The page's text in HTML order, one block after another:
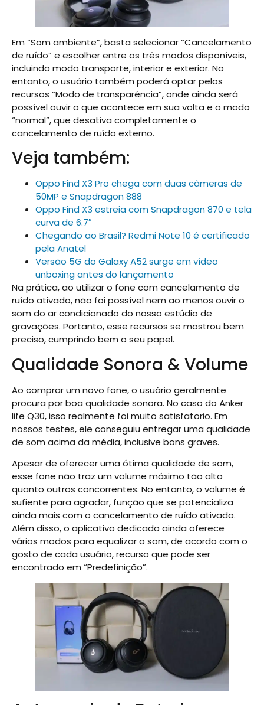
Em “Som ambiente”, basta selecionar “Cancelamento
de ruído” e escolher entre os três modos disponíveis,
incluindo modo transporte, interior e exterior. No
entanto, o usuário também poderá optar pelos
recursos “Modo de transparência”, onde ainda será
possível ouvir o que acontece em sua volta e o modo
“normal”, que desativa completamente o
cancelamento de ruído externo.
Veja também:
Oppo Find X3 Pro chega com duas câmeras de
50MP e Snapdragon 888
Oppo Find X3 estreia com Snapdragon 870 e tela
curva de 6.7″
Chegando ao Brasil? Redmi Note 10 é certificado
pela Anatel
Versão 5G do Galaxy A52 surge em vídeo
unboxing antes do lançamento
Na prática, ao utilizar o fone com cancelamento de
ruído ativado, não foi possível nem ao menos ouvir o
som do ar condicionado do nosso estúdio de
gravações. Portanto, esse recursos se mostrou bem
preciso, cumprindo bem o seu papel.
Qualidade Sonora & Volume
Ao comprar um novo fone, o usuário geralmente
procura por boa qualidade sonora. No caso do Anker
life Q30, isso realmente foi muito satisfatorio. Em
nossos testes, ele conseguiu entregar uma qualidade
de som acima da média, inclusive bons graves.
Apesar de oferecer uma ótima qualidade de som,
esse fone não traz um volume máximo tão alto
quanto outros concorrentes. No entanto, o volume é
sufiente para agradar, função que se potencializa
ainda mais com o cancelamento de ruído ativado.
Além disso, o aplicativo dedicado ainda oferece
vários modos para equalizar o som, de acordo com o
gosto de cada usuário, recurso que pode ser
encontrado em “Predefinição”.